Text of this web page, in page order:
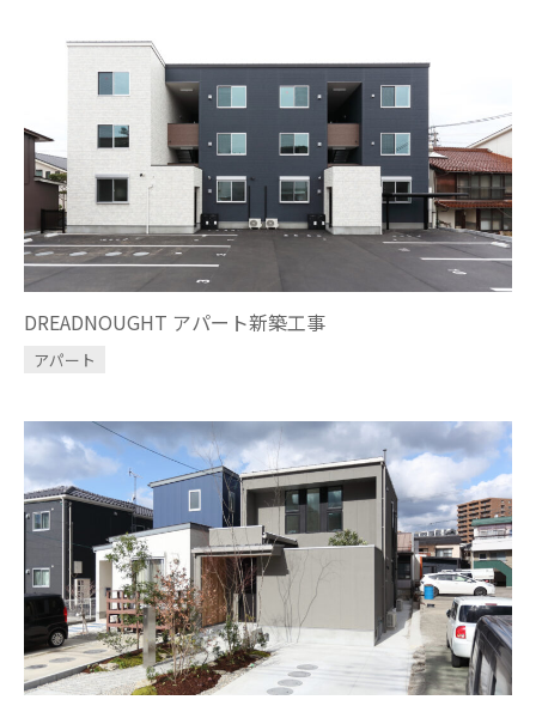
DREADNOUGHT アパート新築工事
アパート